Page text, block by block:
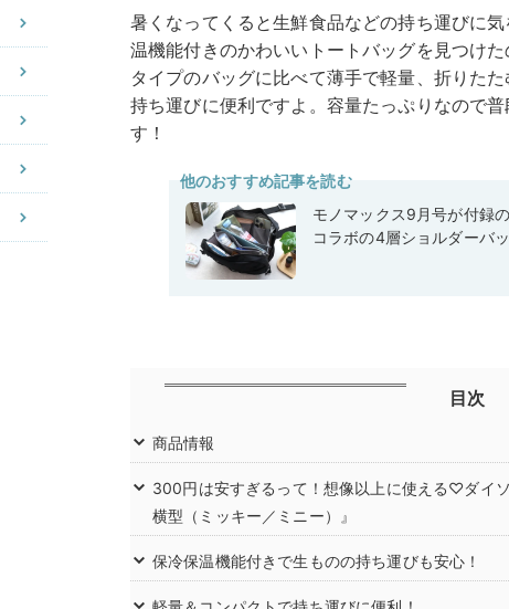
暑くなってくると生鮮食品などの持ち運びに
温機能付きのかわいいトートバッグを見つけ
タイプのバッグに比べて薄手で軽量、折りた
持ち運びに便利ですよ。容量たっぷりなので
す！
他のおすすめ記事を読む
モノマックス9月号が付録
コラボの4層ショルダーバ
目次
商品情報
300円は安すぎるって！想像以上に使える♡ダイ
横型（ミッキー／ミニー）』
保冷保温機能付きで生ものの持ち運びも安心！